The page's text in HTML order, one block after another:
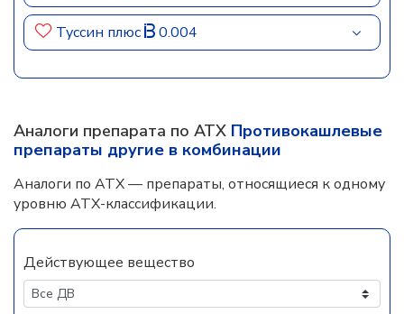
Туссин плюс 0.004
Аналоги препарата по АТХ Противокашлевые
препараты другие в комбинации
Аналоги по АТХ — препараты, относящиеся к одному
уровню АТХ-классификации.
Действующее вещество